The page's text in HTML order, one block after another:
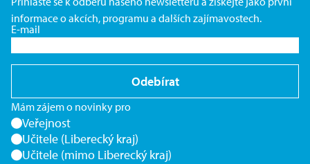
informace o akcích, programu a dalších zajímavostech.
E-mail
Odebírat
Mám zájem o novinky pro
Veřejnost
Učitele (Liberecký kraj)
Učitele (mimo Liberecký kraj)